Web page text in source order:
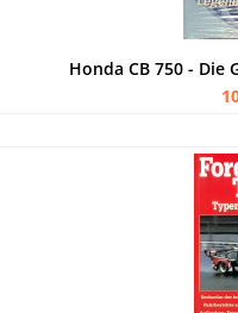
Honda CB 750 - Die